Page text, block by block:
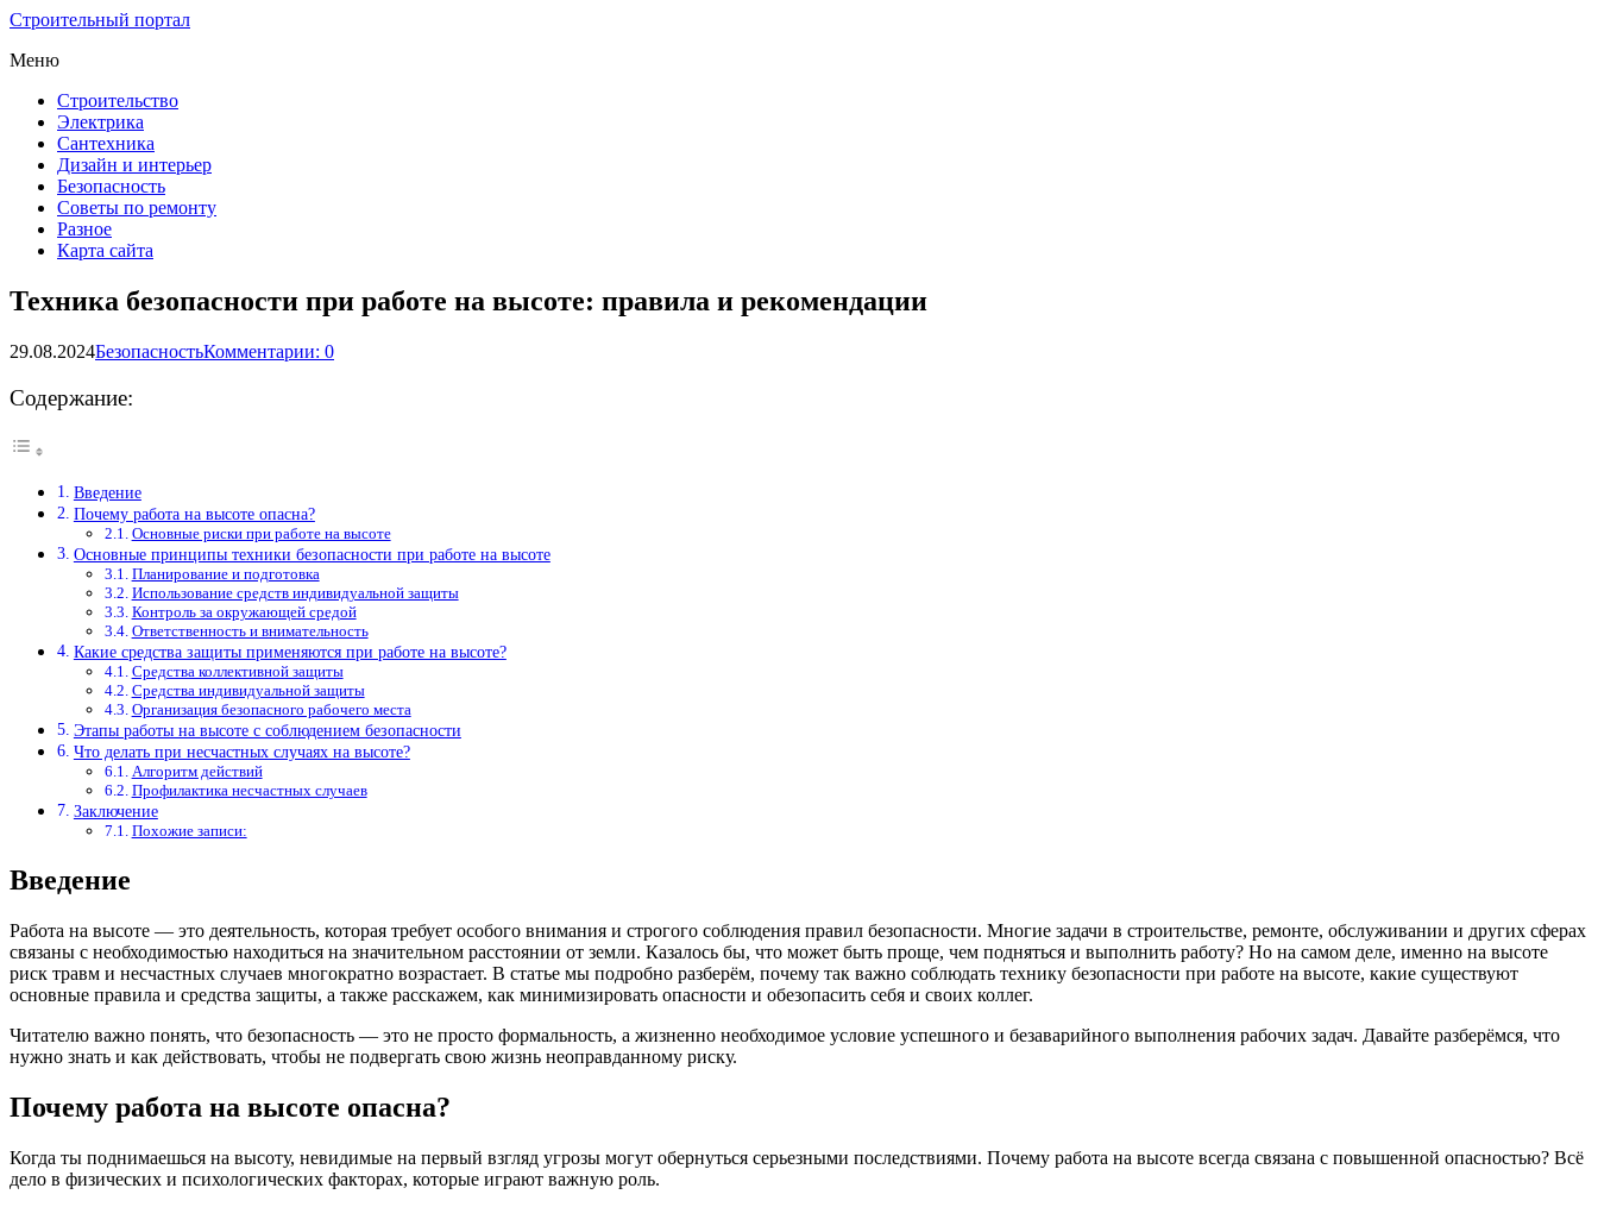
Строительный портал
Меню
Строительство
Электрика
Сантехника
Дизайн и интерьер
Безопасность
Советы по ремонту
Разное
Карта сайта
Техника безопасности при работе на высоте: правила и рекомендации
29.08.2024БезопасностьКомментарии: 0
Содержание:
Введение
Почему работа на высоте опасна?
Основные риски при работе на высоте
Основные принципы техники безопасности при работе на высоте
Планирование и подготовка
Использование средств индивидуальной защиты
Контроль за окружающей средой
Ответственность и внимательность
Какие средства защиты применяются при работе на высоте?
Средства коллективной защиты
Средства индивидуальной защиты
Организация безопасного рабочего места
Этапы работы на высоте с соблюдением безопасности
Что делать при несчастных случаях на высоте?
Алгоритм действий
Профилактика несчастных случаев
Заключение
Похожие записи:
Введение
Работа на высоте — это деятельность, которая требует особого внимания и строгого соблюдения правил безопасности. Многие задачи в строительстве, ремонте, обслуживании и других сферах
связаны с необходимостью находиться на значительном расстоянии от земли. Казалось бы, что может быть проще, чем подняться и выполнить работу? Но на самом деле, именно на высоте
риск травм и несчастных случаев многократно возрастает. В статье мы подробно разберём, почему так важно соблюдать технику безопасности при работе на высоте, какие существуют
основные правила и средства защиты, а также расскажем, как минимизировать опасности и обезопасить себя и своих коллег.
Читателю важно понять, что безопасность — это не просто формальность, а жизненно необходимое условие успешного и безаварийного выполнения рабочих задач. Давайте разберёмся, что
нужно знать и как действовать, чтобы не подвергать свою жизнь неоправданному риску.
Почему работа на высоте опасна?
Когда ты поднимаешься на высоту, невидимые на первый взгляд угрозы могут обернуться серьезными последствиями. Почему работа на высоте всегда связана с повышенной опасностью? Всё
дело в физических и психологических факторах, которые играют важную роль.